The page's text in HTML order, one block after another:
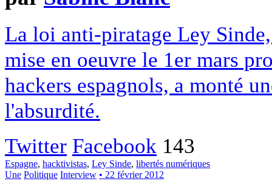
La loi anti-piratage Ley
mise en oeuvre le 1er mars
hackers espagnols, a monté
l'absurdité.
Twitter Facebook 143
Espagne, hacktivistas, Ley Sinde, libertés numériques
Une Politique Interview • 22 février 2012